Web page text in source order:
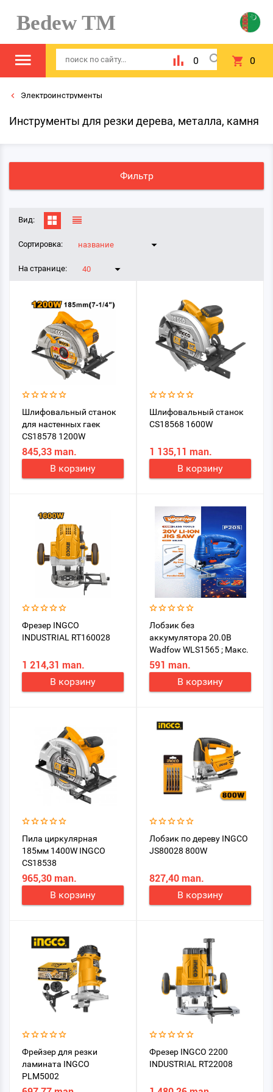
Bedew TM
0 0
Электроинструменты
Инструменты для резки дерева, металла, камня
Фильтр
Вид:
Сортировка: название
На странице: 40
Шлифовальный станок
для настенных гаек
CS18578 1200W
845,33 man.
В корзину
Шлифовальный станок
CS18568 1600W
1 135,11 man.
В корзину
Фрезер INGCO
INDUSTRIAL RT160028
1 214,31 man.
В корзину
Лобзик без
аккумулятора 20.0В
Wadfow WLS1565 ; Макс.
толщина пропила
(металл) (мм), 8 ;
Модель, WLS1565 ;
Питание, От
591 man.
В корзину
Пила циркулярная
185мм 1400W INGCO
CS18538
965,30 man.
В корзину
Лобзик по дереву INGCO
JS80028 800W
827,40 man.
В корзину
Фрейзер для резки
ламината INGCO
PLM5002
Фрезер INGCO 2200
INDUSTRIAL RT22008